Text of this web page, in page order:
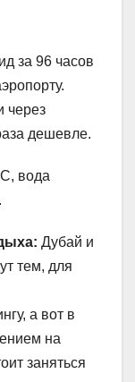
за 96 часов
через
дешевле.
вода
Дубай и
тем, для
а вот в
на
заняться